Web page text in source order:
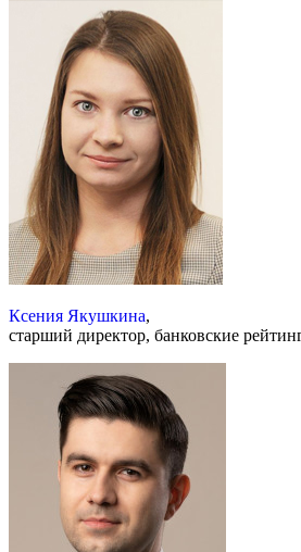
Ксения Якушкина,
старший директор, банковские